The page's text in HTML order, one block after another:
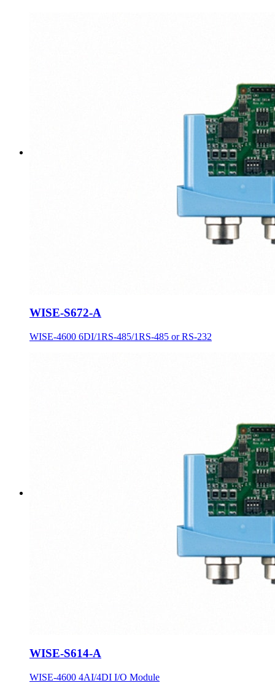
WISE-S672-A
WISE-4600 6DI/1RS-485/1RS-485 or RS-232
WISE-S614-A
WISE-4600 4AI/4DI I/O Module